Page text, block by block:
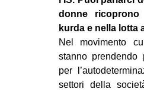
donne
kurda e nella lotta
Nel movimento
stanno prendendo
per
settori della